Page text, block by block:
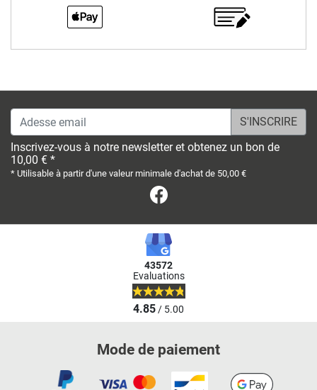
Adesse email
Inscrivez-vous à notre newsletter et obtenez un bon de
10,00 € *
* Utilisable à partir d'une valeur minimale d'achat de 50,00 €
43572
Evaluations
4.85/ 5.00
Mode de paiement